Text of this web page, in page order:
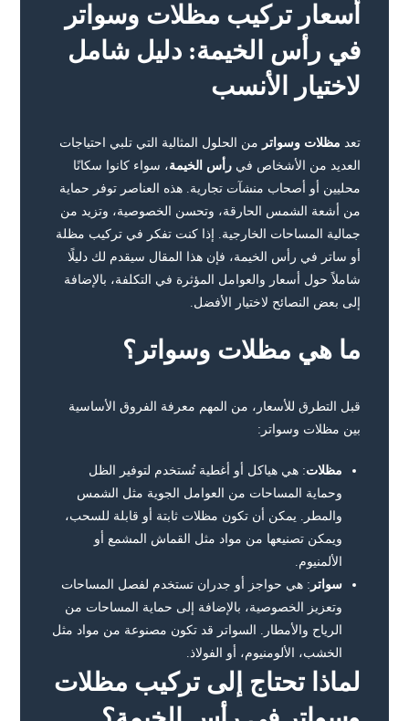
أسعار تركيب مظلات وسواتر
في رأس الخيمة: دليل شامل
لاختيار الأنسب
تعد مظلات وسواتر من الحلول المثالية التي تلبي احتياجات
العديد من الأشخاص فيرأس الخيمة، سواء كانوا سكانًا
محليين أو أصحاب منشآت تجارية. هذه العناصر توفر حماية
من أشعة الشمس الحارقة، وتحسن الخصوصية، وتزيد من
جمالية المساحات الخارجية. إذا كنت تفكر في تركيب مظلة
أو ساتر في رأس الخيمة، فإن هذا المقال سيقدم لك دليلًا
شاملاً حول أسعار والعوامل المؤثرة في التكلفة، بالإضافة
إلى بعض النصائح لاختيار الأفضل.
ما هي مظلات وسواتر؟
قبل التطرق للأسعار، من المهم معرفة الفروق الأساسية
بين مظلات وسواتر:
مظلات: هي هياكل أو أغطية تُستخدم لتوفير الظل
وحماية المساحات من العوامل الجوية مثل الشمس
والمطر. يمكن أن تكون مظلات ثابتة أو قابلة للسحب،
ويمكن تصنيعها من مواد مثل القماش المشمع أو
الألمنيوم.
سواتر : هي حواجز أو جدران تستخدم لفصل المساحات
وتعزيز الخصوصية، بالإضافة إلى حماية المساحات من
الرياح والأمطار. السواتر قد تكون مصنوعة من مواد مثل
الخشب، الألومنيوم، أو الفولاذ.
لماذا تحتاج إلى تركيب مظلات